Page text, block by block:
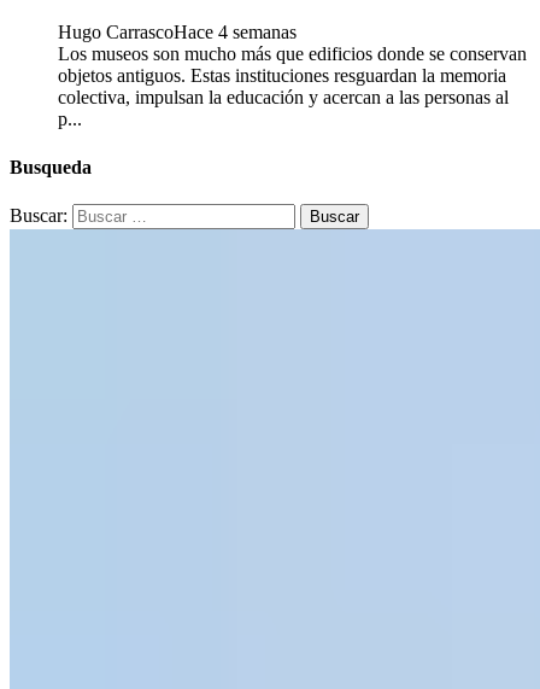
Hugo CarrascoHace 4 semanas
Los museos son mucho más que edificios donde se conservan
objetos antiguos. Estas instituciones resguardan la memoria
colectiva, impulsan la educación y acercan a las personas al
p...
Busqueda
Buscar: